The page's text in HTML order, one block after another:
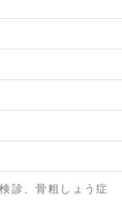
診、骨粗しょう症